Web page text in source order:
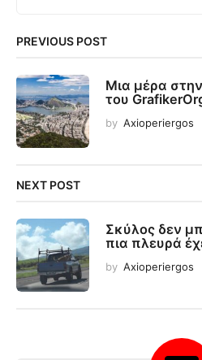
PREVIOUS POST
Μια μέρα
του
by Axioperiergos
NEXT POST
Σκύλος δεν
πια πλευρά
by Axioperiergos